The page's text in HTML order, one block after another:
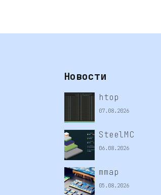
Новости
htop
07.08.2026
SteelMC
06.08.2026
mmap
05.08.2026